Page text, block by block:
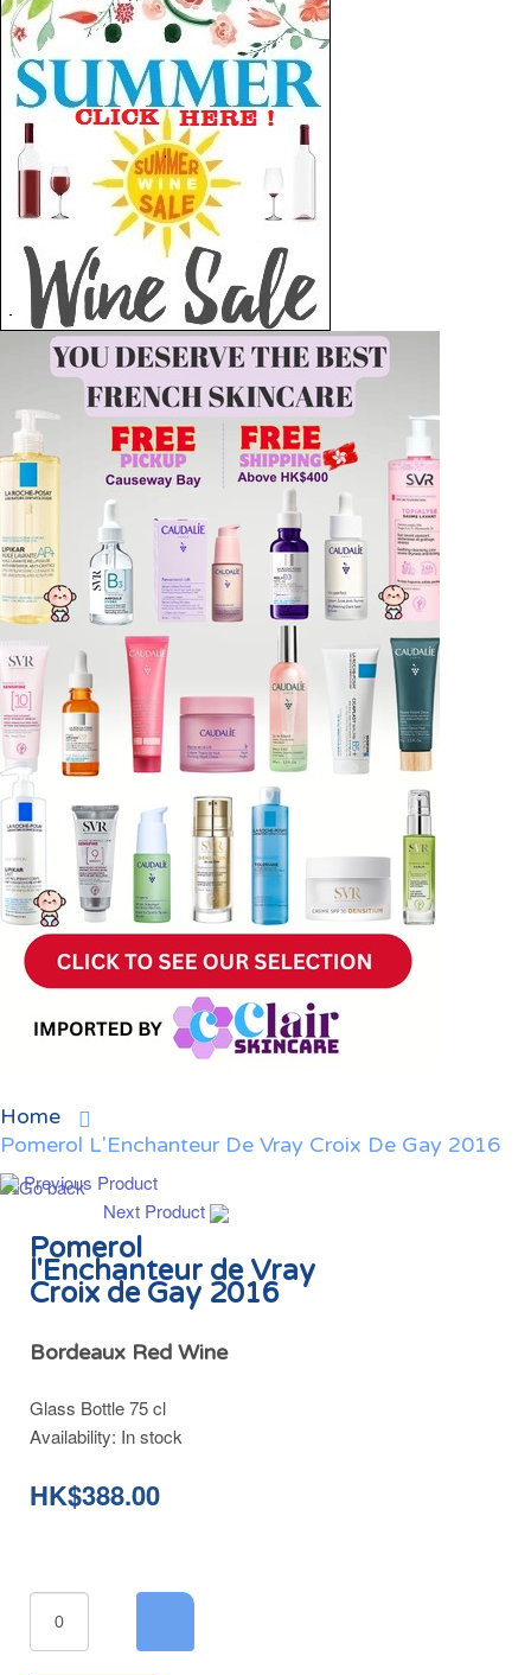
Home
Pomerol L'Enchanteur De Vray Croix De Gay 2016
Previous Product
Next Product
Pomerol
l'Enchanteur de Vray
Croix de Gay 2016
Bordeaux Red Wine
Glass Bottle 75 cl
Availability: In stock
HK$388.00